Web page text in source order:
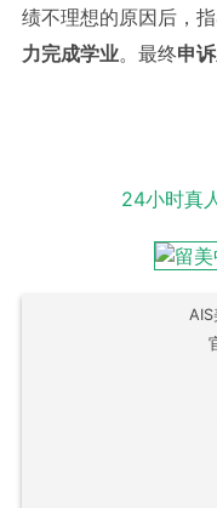
绩不理想的原因后，
力完成学业。最终申
24小时真